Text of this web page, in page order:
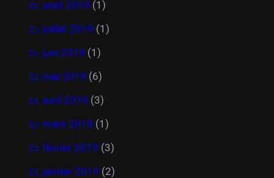
août 2019 (1)
juillet 2019 (1)
juin 2019 (1)
mai 2019 (6)
avril 2019 (3)
mars 2019 (1)
février 2019 (3)
janvier 2019 (2)